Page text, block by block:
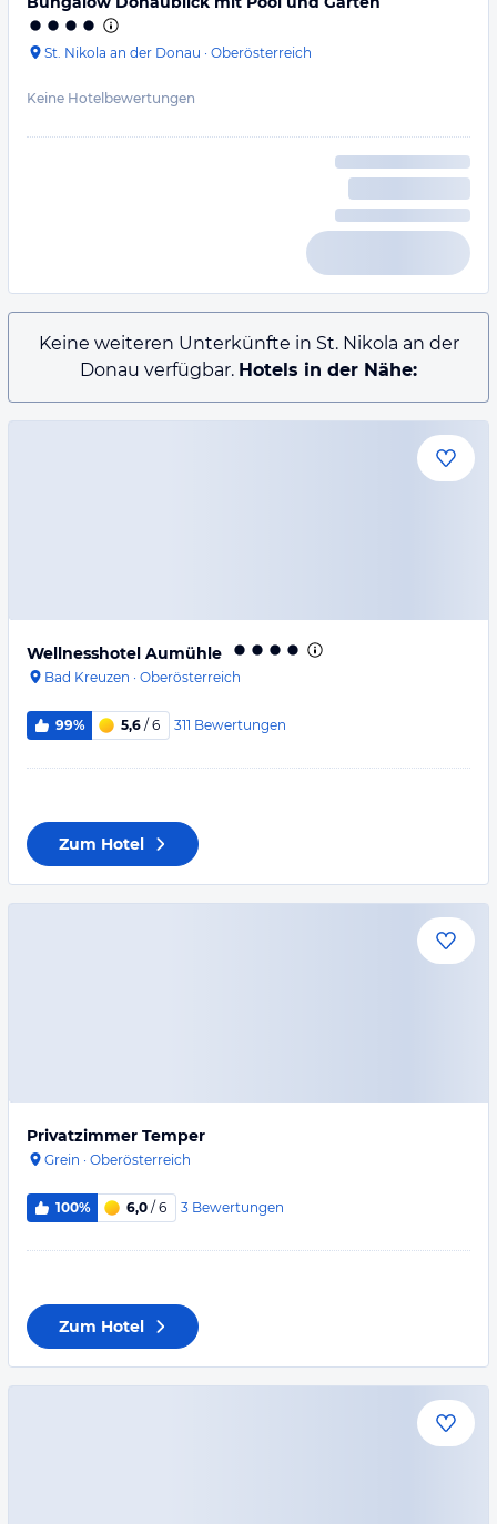
St. Nikola an der Donau · Oberösterreich
Keine Hotelbewertungen
Keine weiteren Unterkünfte in St. Nikola an der
Donau verfügbar. Hotels in der Nähe:
Wellnesshotel Aumühle
Bad Kreuzen · Oberösterreich
99% 5,6 / 6 311 Bewertungen
Zum Hotel
Privatzimmer Temper
Grein · Oberösterreich
100% 6,0 / 6 3 Bewertungen
Zum Hotel